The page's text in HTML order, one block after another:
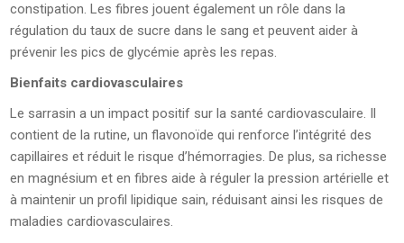
constipation. Les fibres jouent également un rôle dans la
régulation du taux de sucre dans le sang et peuvent aider à
prévenir les pics de glycémie après les repas.
Bienfaits cardiovasculaires
Le sarrasin a un impact positif sur la santé cardiovasculaire. Il
contient de la rutine, un flavonoïde qui renforce l’intégrité des
capillaires et réduit le risque d’hémorragies. De plus, sa richesse
en magnésium et en fibres aide à réguler la pression artérielle et
à maintenir un profil lipidique sain, réduisant ainsi les risques de
maladies cardiovasculaires.